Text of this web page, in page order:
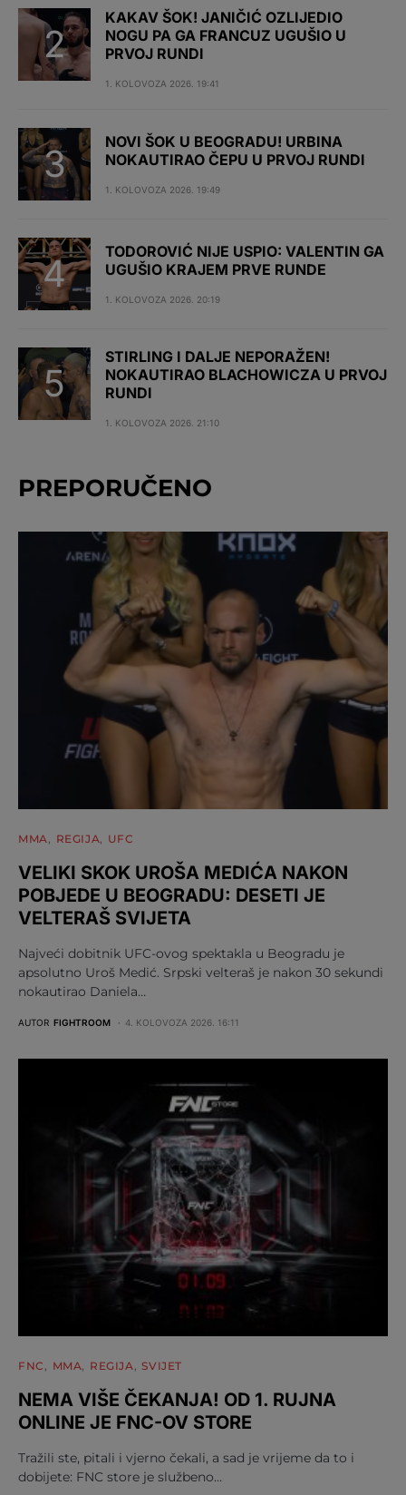
KAKAV ŠOK! JANIČIĆ OZLIJEDIO
NOGU PA GA FRANCUZ UGUŠIO U
PRVOJ RUNDI
1. KOLOVOZA 2026. 19:41
NOVI ŠOK U BEOGRADU! URBINA
NOKAUTIRAO ČEPU U PRVOJ RUNDI
1. KOLOVOZA 2026. 19:49
TODOROVIĆ NIJE USPIO: VALENTIN GA
UGUŠIO KRAJEM PRVE RUNDE
1. KOLOVOZA 2026. 20:19
STIRLING I DALJE NEPORAŽEN!
NOKAUTIRAO BLACHOWICZA U PRVOJ
RUNDI
1. KOLOVOZA 2026. 21:10
PREPORUČENO
MMA REGIJA UFC
VELIKI SKOK UROŠA MEDIĆA NAKON
POBJEDE U BEOGRADU: DESETI JE
VELTERAŠ SVIJETA
Najveći dobitnik UFC-ovog spektakla u Beogradu je
apsolutno Uroš Medić. Srpski velteraš je nakon 30 sekundi
nokautirao Daniela…
AUTOR FIGHTROOM 4. KOLOVOZA 2026. 16:11
FNC MMA REGIJA SVIJET
NEMA VIŠE ČEKANJA! OD 1. RUJNA
ONLINE JE FNC-OV STORE
Tražili ste, pitali i vjerno čekali, a sad je vrijeme da to i
dobijete: FNC store je službeno…